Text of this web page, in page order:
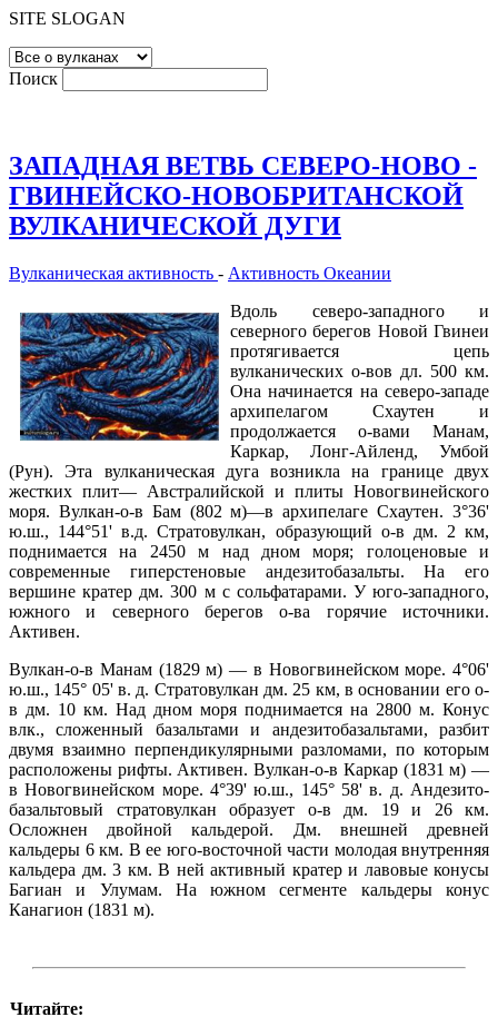
SITE SLOGAN
Поиск
ЗАПАДНАЯ ВЕТВЬ СЕВЕРО-НОВО -
ГВИНЕЙСКО-НОВОБРИТАНСКОЙ
ВУЛКАНИЧЕСКОЙ ДУГИ
Вулканическая активность - Активность Океании
Вдоль северо-западного и
северного берегов Новой Гвинеи
протягивается цепь
вулканических о-вов дл. 500 км.
Она начинается на северо-западе
архипелагом Схаутен и
продолжается о-вами Манам,
Каркар, Лонг-Айленд, Умбой
(Рун). Эта вулканическая дуга возникла на границе двух
жестких плит— Австралийской и плиты Новогвинейского
моря. Вулкан-о-в Бам (802 м)—в архипелаге Схаутен. 3°36'
ю.ш., 144°51' в.д. Стратовулкан, образующий о-в дм. 2 км,
поднимается на 2450 м над дном моря; голоценовые и
современные гиперстеновые андезитобазальты. На его
вершине кратер дм. 300 м с сольфатарами. У юго-западного,
южного и северного берегов о-ва горячие источники.
Активен.
Вулкан-о-в Манам (1829 м) — в Новогвинейском море. 4°06'
ю.ш., 145° 05' в. д. Стратовулкан дм. 25 км, в основании его о-
в дм. 10 км. Над дном моря поднимается на 2800 м. Конус
влк., сложенный базальтами и андезитобазальтами, разбит
двумя взаимно перпендикулярными разломами, по которым
расположены рифты. Активен. Вулкан-о-в Каркар (1831 м) —
в Новогвинейском море. 4°39' ю.ш., 145° 58' в. д. Андезито-
базальтовый стратовулкан образует о-в дм. 19 и 26 км.
Осложнен двойной кальдерой. Дм. внешней древней
кальдеры 6 км. В ее юго-восточной части молодая внутренняя
кальдера дм. 3 км. В ней активный кратер и лавовые конусы
Багиан и Улумам. На южном сегменте кальдеры конус
Канагион (1831 м).
Читайте: